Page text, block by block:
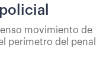
movimiento de
perímetro del penal